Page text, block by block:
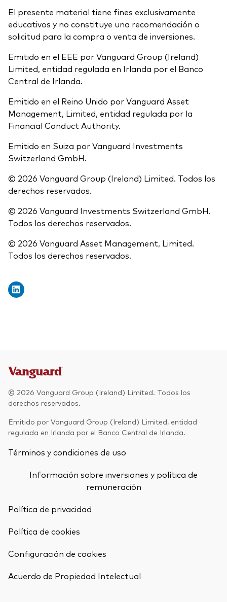
El presente material tiene fines exclusivamente
educativos y no constituye una recomendación o
solicitud para la compra o venta de inversiones.
Emitido en el EEE por Vanguard Group (Ireland)
Limited, entidad regulada en Irlanda por el Banco
Central de Irlanda.
Emitido en el Reino Unido por Vanguard Asset
Management, Limited, entidad regulada por la
Financial Conduct Authority.
Emitido en Suiza por Vanguard Investments
Switzerland GmbH.
© 2026 Vanguard Group (Ireland) Limited. Todos los
derechos reservados.
© 2026 Vanguard Investments Switzerland GmbH.
Todos los derechos reservados.
© 2026 Vanguard Asset Management, Limited.
Todos los derechos reservados.
© 2026 Vanguard Group (Ireland) Limited. Todos los
derechos reservados.
Emitido por Vanguard Group (Ireland) Limited, entidad
regulada en Irlanda por el Banco Central de Irlanda.
Términos y condiciones de uso
Información sobre inversiones y política de
remuneración
Política de privacidad
Política de cookies
Configuración de cookies
Acuerdo de Propiedad Intelectual